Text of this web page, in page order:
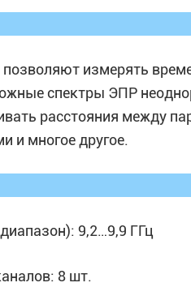
измерять
спектры ЭПР
расстояния между
и многое другое.
9,2…9,9 ГГц
8 шт.